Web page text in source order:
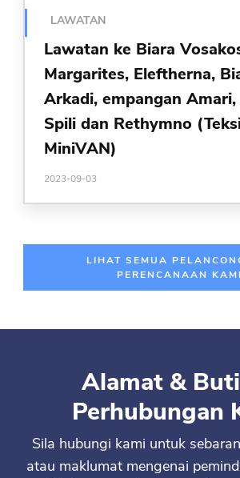
LAWATAN
Lawatan ke Biara
Margarites, Eleftherna,
Arkadi, empangan Amari,
Spili dan Rethymno
MiniVAN)
2023-09-03
LIHAT SEMUA
PERENCANAAN KAMI
Alamat &
Perhubungan
Sila hubungi kami untuk
atau maklumat mengenai